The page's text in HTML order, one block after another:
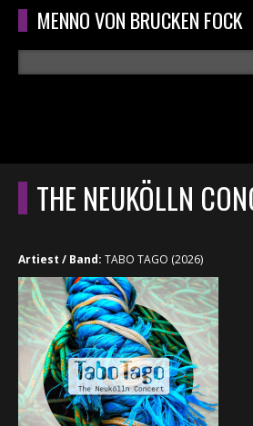
Overslaan en naar de algemene inhoud gaan
MENNO VON BRUCKEN FOCK
ZOEKVELD
HOOFDMENU HOME
CURRICULUM
RECENSIES
INTERVIEWS
CONCERTEN
CONCERTFOTO'S
THE NEUKÖLLN
Artiest / Band: TABO TAGO (2026)